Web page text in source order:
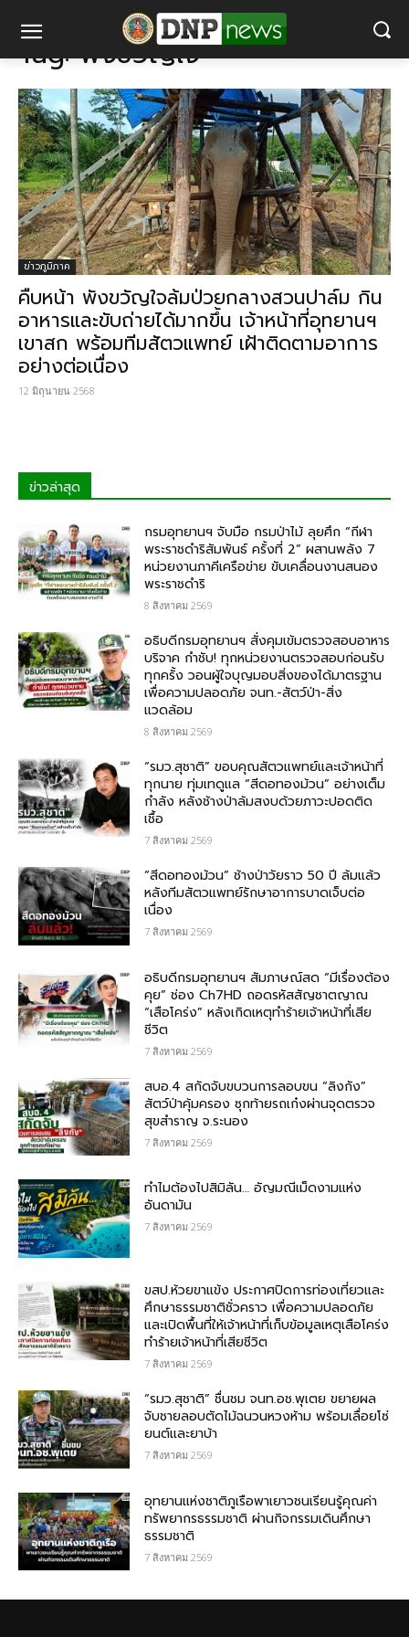
Tag:พังขวัญใจ
ข่าวภูมิภาค
คืบหน้า พังขวัญใจล้มป่วยกลางสวนปาล์ม กิน
อาหารและขับถ่ายได้มากขึ้น เจ้าหน้าที่อุทยานฯ
เขาสก พร้อมทีมสัตวแพทย์ เฝ้าติดตามอาการ
อย่างต่อเนื่อง
12 มิถุนายน 2568
ข่าวล่าสุด
กรมอุทยานฯ จับมือ กรมป่าไม้ ลุยศึก “กีฬา
พระราชดำริสัมพันธ์ ครั้งที่ 2” ผสานพลัง 7
หน่วยงานภาคีเครือข่าย ขับเคลื่อนงานสนอง
พระราชดำริ
8 สิงหาคม 2569
อธิบดีกรมอุทยานฯ สั่งคุมเข้มตรวจสอบอาหาร
บริจาค​ กำชับ! ทุกหน่วยงานตรวจสอบก่อนรับ
ทุกครั้ง วอนผู้ใจบุญมอบสิ่งของได้มาตรฐาน
เพื่อความปลอดภัย​ จนท.-สัตว์ป่า-สิ่ง
แวดล้อม
8 สิงหาคม 2569
“รมว.สุชาติ” ขอบคุณสัตวแพทย์และเจ้าหน้าที่
ทุกนาย ทุ่มเทดูแล “สีดอทองม้วน” อย่างเต็ม
กำลัง หลังช้างป่าล้มสงบด้วยภาวะปอดติด
เชื้อ
7 สิงหาคม 2569
“สีดอทองม้วน” ช้างป่าวัยราว 50 ปี ล้มแล้ว
หลังทีมสัตวแพทย์รักษาอาการบาดเจ็บต่อ
เนื่อง
7 สิงหาคม 2569
อธิบดีกรมอุทยานฯ สัมภาษณ์สด “มีเรื่องต้อง
คุย” ช่อง Ch7HD ถอดรหัสสัญชาตญาณ
“เสือโคร่ง” หลังเกิดเหตุทำร้ายเจ้าหน้าที่เสีย
ชีวิต
7 สิงหาคม 2569
สบอ.4 สกัดจับขบวนการลอบขน “ลิงกัง”
สัตว์ป่าคุ้มครอง ซุกท้ายรถเก๋งผ่านจุดตรวจ
สุขสำราญ จ.ระนอง
7 สิงหาคม 2569
ทำไมต้องไปสิมิลัน… อัญมณีเม็ดงามแห่ง
อันดามัน
7 สิงหาคม 2569
ขสป.ห้วยขาแข้ง ประกาศปิดการท่องเที่ยวและ
ศึกษาธรรมชาติชั่วคราว เพื่อความปลอดภัย
และเปิดพื้นที่ให้เจ้าหน้าที่เก็บข้อมูลเหตุเสือโคร่ง
ทำร้ายเจ้าหน้าที่เสียชีวิต
7 สิงหาคม 2569
“รมว.สุชาติ” ชื่นชม​ จนท.อช.พุเตย​ ขยายผล
จับชายลอบตัดไม้ฉนวนหวงห้าม พร้อมเลื่อยโซ่
ยนต์และยาบ้า
7 สิงหาคม 2569
อุทยานแห่งชาติภูเรือพาเยาวชนเรียนรู้คุณค่า
ทรัพยากรธรรมชาติ ผ่านกิจกรรมเดินศึกษา
ธรรมชาติ
7 สิงหาคม 2569